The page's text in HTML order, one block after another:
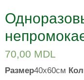
70,00 MDL
Размер40х60см